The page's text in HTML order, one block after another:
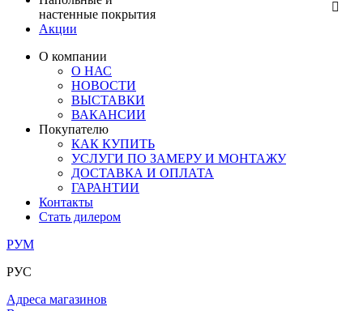
ИЗ МАССИВА СОСНЫ
ИЗ МАССИВА ОЛЬХИ
РАСПРОДАЖА ОСТАТКОВ
ВСЕ ДВЕРИ
КЕРАМОГРАНИТ
ПОД ОБОИ И ПОКРАСКУ
ДУШЕВЫЕ КАБИНЫ И ПЕРЕГОРОДКИ
РАЗДВИЖНЫЕ ПЕРЕГОРОДКИ
ДВЕРНЫЕ РУЧКИ
КОМПЛЕКТУЮЩИЕ
ОГРАНИЧИТЕЛИ
ПЕТЛИ
РАЗДВИЖНАЯ СИСТЕМА
настенные покрытия
СТЕНОВЫЕ ПАНЕЛИ
Акции
О компании
О НАС
НОВОСТИ
ВЫСТАВКИ
ВАКАНСИИ
Покупателю
КАК КУПИТЬ
УСЛУГИ ПО ЗАМЕРУ И МОНТАЖУ
ДОСТАВКА И ОПЛАТА
ГАРАНТИИ
Контакты
Стать дилером
РУМ
РУС
Адреса магазинов